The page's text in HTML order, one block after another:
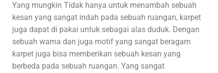
Yang mungkin Tidak hanya untuk menambah sebuah
kesan yang sangat indah pada sebuah ruangan, karpet
juga dapat di pakai untuk sebagai alas duduk. Dengan
sebuah warna dan juga motif yang sangat beragam
karpet juga bisa memberikan sebuah kesan yang
berbeda pada sebuah ruangan. Yang sangat